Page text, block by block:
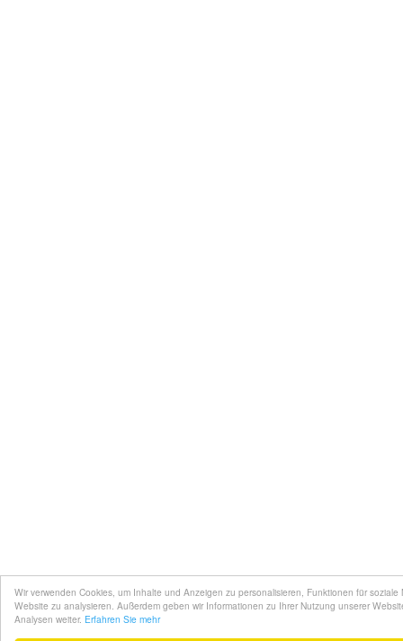
Wir verwenden Cookies, um Inhalte und Anzeigen zu personalisieren, Funktionen für
Website zu analysieren. Außerdem geben wir Informationen zu Ihrer Nutzung unserer
Analysen weiter. Erfahren Sie mehr